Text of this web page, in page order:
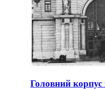
Головний корпус